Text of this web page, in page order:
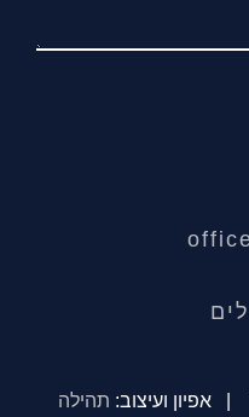
| אפיון ועיצוב: תהילה